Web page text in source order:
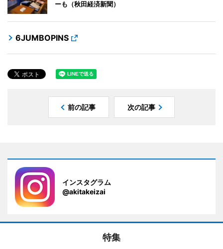
ーも（秋田経済新聞）
6JUMBOPINS
前の記事 次の記事
インスタグラム
@akitakeizai
特集